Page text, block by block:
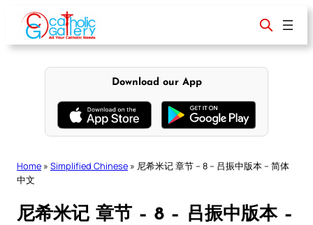
content
Download our App
Home » Simplified Chinese » 尼希米记 章节 – 8 – 吕振中版本 – 简体
中文
尼希米记 章节 – 8 – 吕振中版本 –